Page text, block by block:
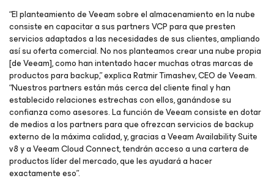
“El planteamiento de Veeam sobre el almacenamiento en la nube
consiste en capacitar a sus partners VCP para que presten
servicios adaptados a las necesidades de sus clientes, ampliando
así su oferta comercial. No nos planteamos crear una nube propia
[de Veeam], como han intentado hacer muchas otras marcas de
productos para backup,” explica Ratmir Timashev, CEO de Veeam.
“Nuestros partners están más cerca del cliente final y han
establecido relaciones estrechas con ellos, ganándose su
confianza como asesores. La función de Veeam consiste en dotar
de medios a los partners para que ofrezcan servicios de backup
externo de la máxima calidad, y, gracias a Veeam Availability Suite
v8 y a Veeam Cloud Connect, tendrán acceso a una cartera de
productos líder del mercado, que les ayudará a hacer
exactamente eso”.